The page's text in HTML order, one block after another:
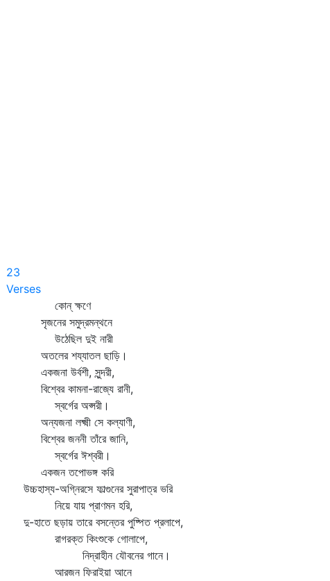
23
Verses
কোন্‌ ক্ষণে
সৃজনের সমুদ্রমন্থনে
উঠেছিল দুই নারী
অতলের শয্যাতল ছাড়ি।
একজনা উর্বশী, সুন্দরী,
বিশ্বের কামনা-রাজ্যে রানী,
স্বর্গের অপ্সরী।
অন্যজনা লক্ষ্মী সে কল্যাণী,
বিশ্বের জননী তাঁরে জানি,
স্বর্গের ঈশ্বরী।
একজন তপোভঙ্গ করি
উচ্চহাস্য-অগ্নিরসে ফাল্গুনের সুরাপাত্র ভরি
নিয়ে যায় প্রাণমন হরি,
দু-হাতে ছড়ায় তারে বসন্তের পুষ্পিত প্রলাপে,
রাগরক্ত কিংশুকে গোলাপে,
নিদ্রাহীন যৌবনের গানে।
আরজন ফিরাইয়া আনে